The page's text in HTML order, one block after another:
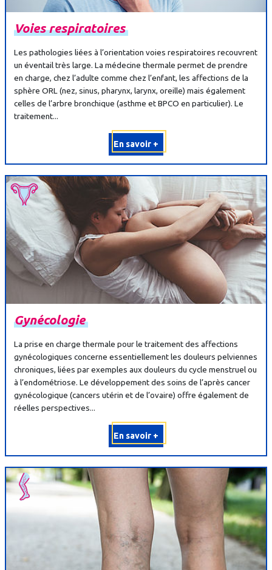
Voiesrespiratoires
Les pathologies liées à l’orientation voies respiratoires recouvrent
un éventail très large. La médecine thermale permet de prendre
en charge, chez l’adulte comme chez l’enfant, les affections de la
sphère ORL (nez, sinus, pharynx, larynx, oreille) mais également
celles de l’arbre bronchique (asthme et BPCO en particulier). Le
traitement...
En savoir +
Gynécologie
La prise en charge thermale pour le traitement des affections
gynécologiques concerne essentiellement les douleurs pelviennes
chroniques, liées par exemples aux douleurs du cycle menstruel ou
à l’endométriose. Le développement des soins de l’après cancer
gynécologique (cancers utérin et de l’ovaire) offre également de
réelles perspectives...
En savoir +